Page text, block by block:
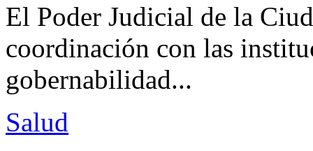
El Poder Judicial de la
coordinación con las
gobernabilidad...
Salud